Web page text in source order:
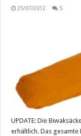
25/07/2012 5
UPDATE: Die
erhältlich. Das